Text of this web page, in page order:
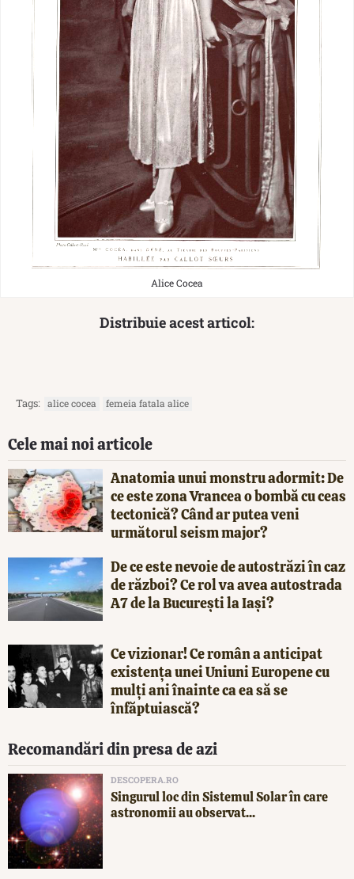
Alice Cocea
Distribuie acest articol:
Tags: alice cocea femeia fatala alice
Cele mai noi articole
Anatomia unui monstru adormit: De
ce este zona Vrancea o bombă cu ceas
tectonică? Când ar putea veni
următorul seism major?
De ce este nevoie de autostrăzi în caz
de război? Ce rol va avea autostrada
A7 de la București la Iași?
Ce vizionar! Ce român a anticipat
existența unei Uniuni Europene cu
mulți ani înainte ca ea să se
înfăptuiască?
Recomandări din presa de azi
DESCOPERA.RO
Singurul loc din Sistemul Solar în care
astronomii au observat...